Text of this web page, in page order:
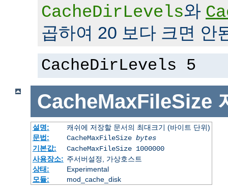
CacheDirLevels와
곱하여 20 보다 크면 안
CacheDirLevels 5
CacheMaxFileSize
설명:
캐쉬에 저장할 문서의 최대크기 (바이트 단위)
문법:
CacheMaxFileSize bytes
기본값:
CacheMaxFileSize 1000000
사용장소: 주서버설정, 가상호스트
상태:
Experimental
모듈:
mod_cache_disk